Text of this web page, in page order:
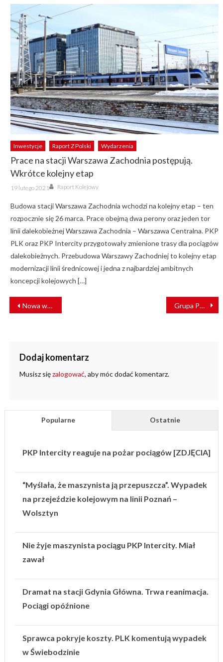
Inwestycje Raport Z Polski Wydarzenia
Prace na stacji Warszawa Zachodnia postępują.
Wkrótce kolejny etap
Posted
on
19 lutego 2021 Author
Raport Kolejowy
Budowa stacji Warszawa Zachodnia wchodzi na kolejny etap – ten
rozpocznie się 26 marca. Prace obejmą dwa perony oraz jeden tor
linii dalekobieżnej Warszawa Zachodnia – Warszawa Centralna. PKP
PLK oraz PKP Intercity przygotowały zmienione trasy dla pociągów
dalekobieżnych. Przebudowa Warszawy Zachodniej to kolejny etap
modernizacji linii średnicowej i jedna z najbardziej ambitnych
koncepcji kolejowych […]
NAWIGACJA
WPISU
Nowa wystawa – W wagonie towarowym na Stacji Muzeum Grupa PKP Cargo poprawiła wyniki finansowe
Dodaj komentarz
Musisz sięzalogować, aby móc dodać komentarz.
Popularne Ostatnie
PKP Intercity reaguje na pożar pociągów [ZDJĘCIA]
“Myślała, że maszynista ją przepuszcza”. Wypadek
na przejeździe kolejowym na linii Poznań –
Wolsztyn
Nie żyje maszynista pociągu PKP Intercity. Miał
zawał
Dramat na stacji Gdynia Główna. Trwa reanimacja.
Pociągi opóźnione
Sprawca pokryje koszty. PLK komentują wypadek
w Świebodzinie